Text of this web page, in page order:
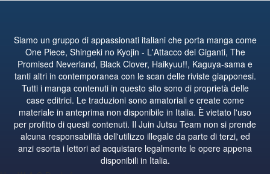
Siamo un gruppo di appassionati italiani che porta manga come
One Piece, Shingeki no Kyojin - L'Attacco dei Giganti, The
Promised Neverland, Black Clover, Haikyuu!!, Kaguya-sama e
tanti altri in contemporanea con le scan delle riviste giapponesi.
Tutti i manga contenuti in questo sito sono di proprietà delle
case editrici. Le traduzioni sono amatoriali e create come
materiale in anteprima non disponibile in Italia. È vietato l'uso
per profitto di questi contenuti. Il Juin Jutsu Team non si prende
alcuna responsabilità dell'utilizzo illegale da parte di terzi, ed
anzi esorta i lettori ad acquistare legalmente le opere appena
disponibili in Italia.